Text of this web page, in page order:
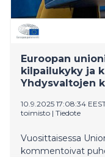
Euroopan
kilpailukyky ja
Yhdysvaltojen
10.9.2025 17:08:34
toimisto | Tiedote
Vuosittaisessa
kommentoivat